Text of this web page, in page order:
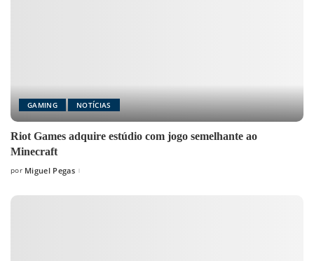
GAMING NOTÍCIAS
Riot Games adquire estúdio com jogo semelhante ao
Minecraft
Posted
por Miguel Pegas